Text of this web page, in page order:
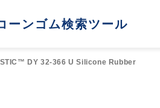
ーンゴム検索ツール
DY 32-366 U Silicone Rubber